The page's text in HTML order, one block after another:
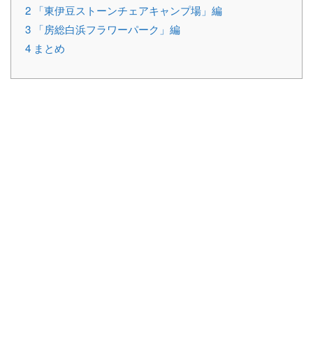
2 「東伊豆ストーンチェアキャンプ場」編
3 「房総白浜フラワーパーク」編
4 まとめ